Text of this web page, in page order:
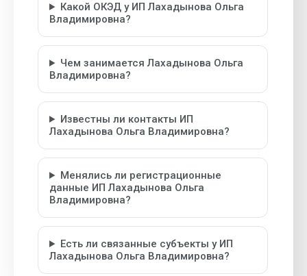
Какой ОКЭД у ИП Лахадынова Ольга
Владимировна?
Чем занимается Лахадынова Ольга
Владимировна?
Известны ли контакты ИП
Лахадынова Ольга Владимировна?
Менялись ли регистрационные
данные ИП Лахадынова Ольга
Владимировна?
Есть ли связанные субъекты у ИП
Лахадынова Ольга Владимировна?